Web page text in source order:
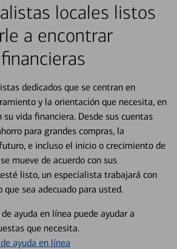
locales listos
a encontrar
dedicados que se centran en
y la orientación que necesita, en
vida financiera. Desde sus cuentas
para grandes compras, la
e incluso el inicio o crecimiento de
mueve de acuerdo con sus
listo, un especialista trabajará con
sea adecuado para usted.
ayuda en línea puede ayudar a
que necesita.
ayuda en línea